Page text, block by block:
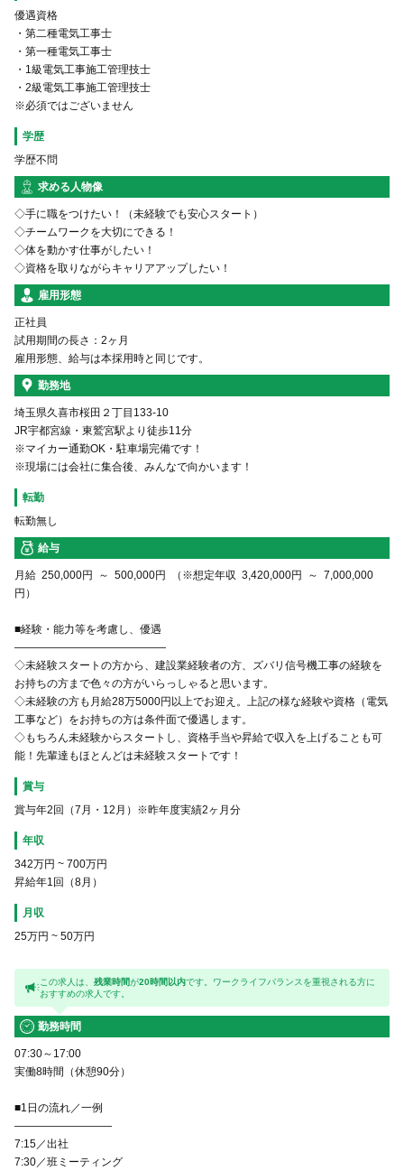
優遇資格
・第二種電気工事士
・第一種電気工事士
・1級電気工事施工管理技士
・2級電気工事施工管理技士
※必須ではございません
学歴
学歴不問
求める人物像
◇手に職をつけたい！（未経験でも安心スタート）
◇チームワークを大切にできる！
◇体を動かす仕事がしたい！
◇資格を取りながらキャリアアップしたい！
雇用形態
正社員
試用期間の長さ：2ヶ月
勤務地
埼玉県久喜市桜田２丁目133-10
JR宇都宮線・東鷲宮駅より徒歩11分
※マイカー通勤OK・駐車場完備です！
※現場には会社に集合後、みんなで向かいます！
転勤
転勤無し
給与
月給 250,000円 ～ 500,000円 （※想定年収 3,420,000円 ～ 7,000,000
円）
■経験・能力等を考慮し、優遇
――――――――――――――
◇未経験スタートの方から、建設業経験者の方、ズバリ信号機工事の経験を
お持ちの方まで色々の方がいらっしゃると思います。
◇未経験の方も月給28万5000円以上でお迎え。上記の様な経験や資格（電気
工事など）をお持ちの方は条件面で優遇します。
◇もちろん未経験からスタートし、資格手当や昇給で収入を上げることも可
能！先輩達もほとんどは未経験スタートです！
賞与
賞与年2回（7月・12月）※昨年度実績2ヶ月分
年収
342万円 ~ 700万円
昇給年1回（8月）
月収
25万円 ~ 50万円
この求人は、 残業時間が20時間以内です。ワークライフバランスを重視される方に
おすすめの求人です。
勤務時間
07:30～17:00
実働8時間（休憩90分）
■1日の流れ／一例
―――――――――
7:15／出社
7:30／班ミーティング